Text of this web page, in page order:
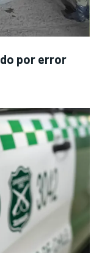
por error